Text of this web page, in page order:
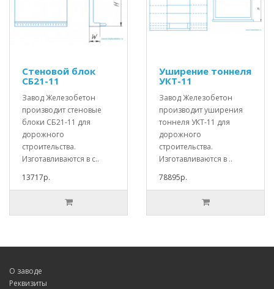
Стеновой блок
СБ21-11
Завод Железобетон
производит стеновые
блоки СБ21-11 для
дорожного
строительства.
Изготавливаются в с..
13717р.
Уширение тоннеля
УКТ-11
Завод Железобетон
производит уширения
тоннеля УКТ-11 для
дорожного
строительства.
Изготавливаются в ..
78895р.
О заводе
Реквизиты